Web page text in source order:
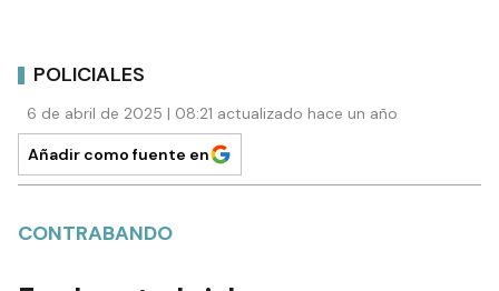
POLICIALES
6 de abril de 2025 | 08:21 actualizado hace un año
Añadir como fuente en
CONTRABANDO